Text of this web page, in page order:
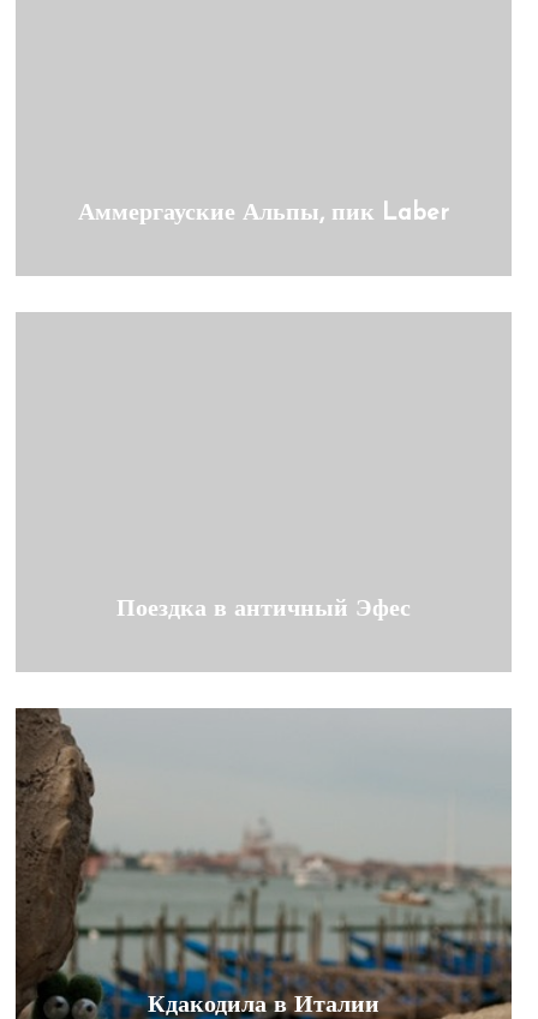
Аммергауские Альпы, пик Laber
Поездка в античный Эфес
Кдакодила в Италии